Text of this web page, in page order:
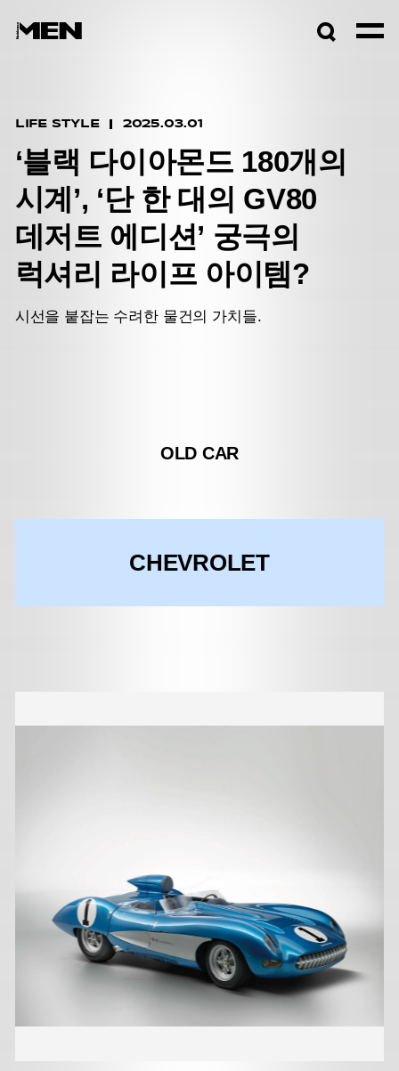
LIFE STYLE 2025.03.01
‘블랙 다이아몬드 180개의
시계’, ‘단 한 대의 GV80
데저트 에디션’ 궁극의
럭셔리 라이프 아이템?
시선을 붙잡는 수려한 물건의 가치들.
OLD CAR
CHEVROLET